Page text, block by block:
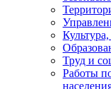
Труд и
Работы